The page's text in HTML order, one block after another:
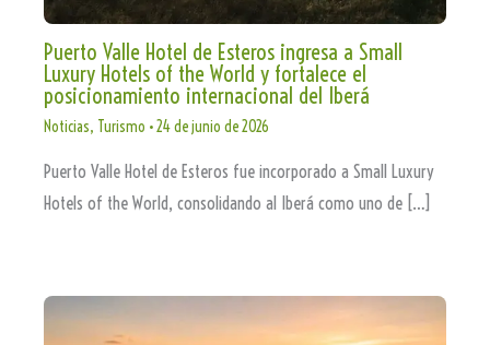
Puerto Valle Hotel de Esteros ingresa a Small
Luxury Hotels of the World y fortalece el
posicionamiento internacional del Iberá
Noticias, Turismo •24 de junio de 2026
Puerto Valle Hotel de Esteros fue incorporado a Small Luxury
Hotels of the World, consolidando al Iberá como uno de […]